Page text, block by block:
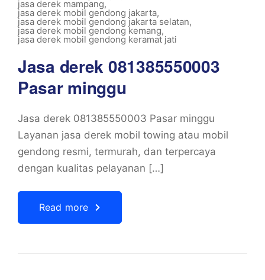
jasa derek mampang,
jasa derek mobil gendong jakarta,
jasa derek mobil gendong jakarta selatan,
jasa derek mobil gendong kemang,
jasa derek mobil gendong keramat jati
Jasa derek 081385550003
Pasar minggu
Jasa derek 081385550003 Pasar minggu
Layanan jasa derek mobil towing atau mobil
gendong resmi, termurah, dan terpercaya
dengan kualitas pelayanan […]
Read more